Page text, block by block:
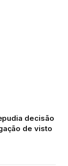
decisão
de visto